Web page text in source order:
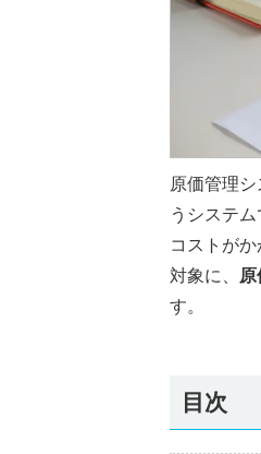
原価管理
うシステ
コストが
対象に、
す。
目次